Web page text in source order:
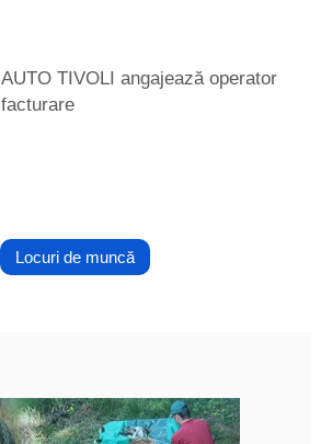
AUTO TIVOLI angajează operator
facturare
Locuri de muncă